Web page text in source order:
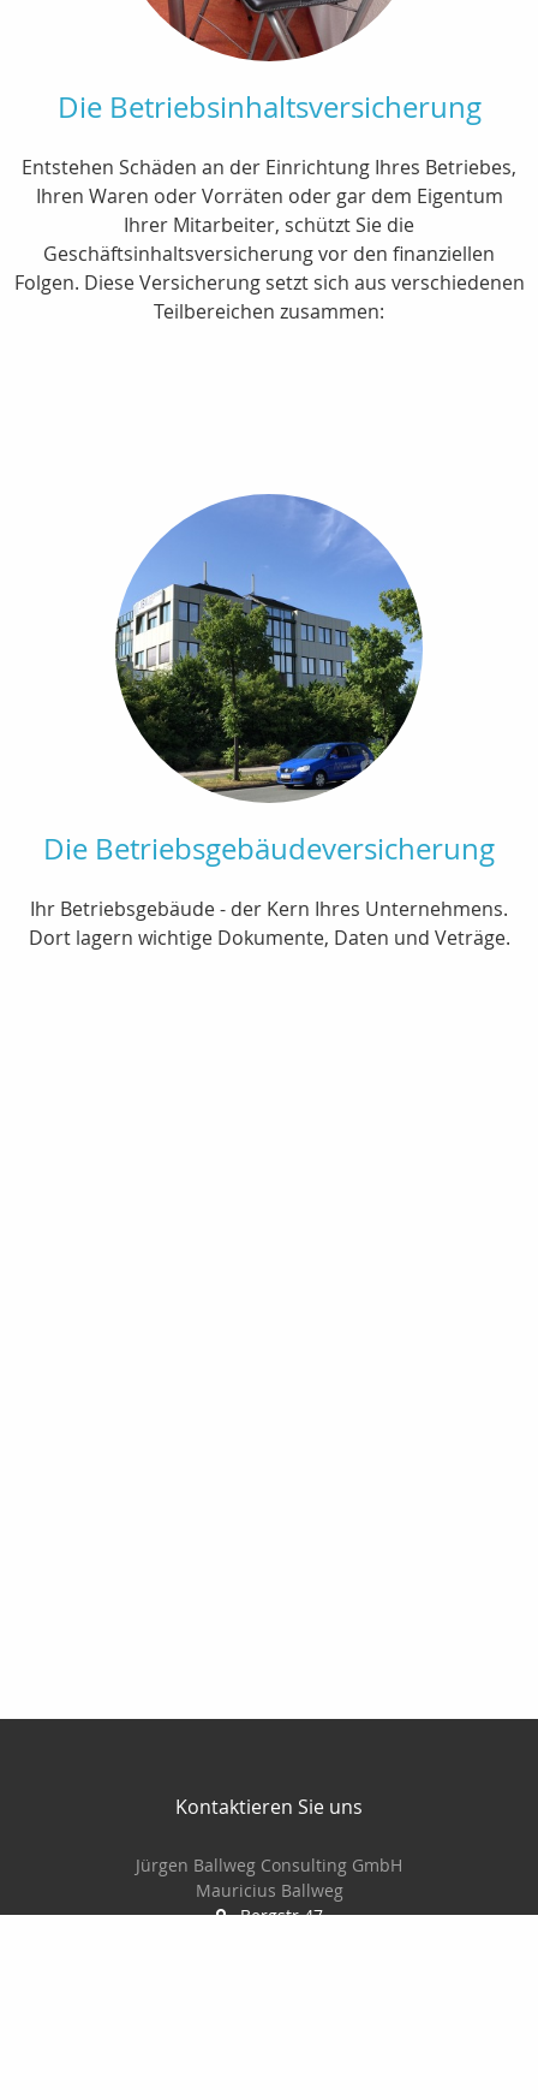
Die Betriebsinhaltsversicherung
Entstehen Schäden an der Einrichtung Ihres Betriebes,
Ihren Waren oder Vorräten oder gar dem Eigentum
Ihrer Mitarbeiter, schützt Sie die
Geschäftsinhaltsversicherung vor den finanziellen
Folgen. Diese Versicherung setzt sich aus verschiedenen
Teilbereichen zusammen:
Die Betriebsgebäudeversicherung
Ihr Betriebsgebäude - der Kern Ihres Unternehmens.
Dort lagern wichtige Dokumente, Daten und Veträge.
Kontaktieren Sie uns
Jürgen Ballweg Consulting GmbH
Mauricius Ballweg
Bergstr.47